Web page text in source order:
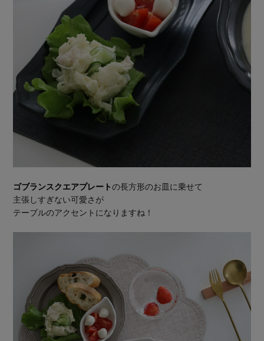
ゴブランスクエアプレートの長方形のお皿に乗せて
主張しすぎない可愛さが
テーブルのアクセントになりますね！